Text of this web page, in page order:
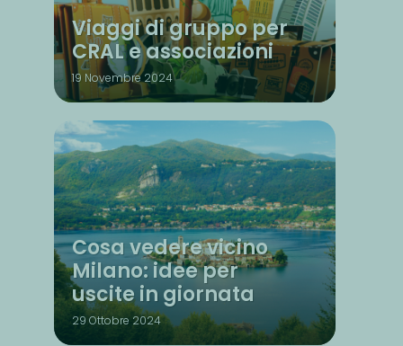
Viaggi di gruppo per
CRAL e associazioni
19 Novembre 2024
Cosa vedere vicino
Milano: idee per
uscite in giornata
29 Ottobre 2024